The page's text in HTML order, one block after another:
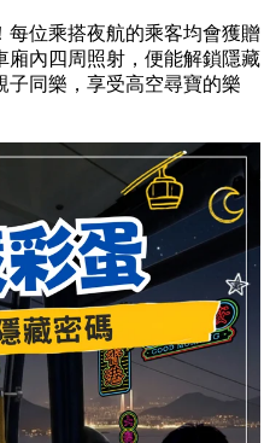
每位乘搭夜航的乘客均會獲贈
廂內四周照射，便能解鎖隱藏
子同樂，享受高空尋寶的樂